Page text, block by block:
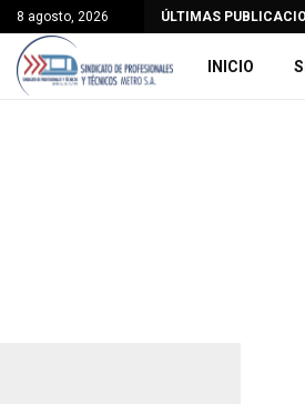
8 agosto, 2026 ÚLTIMAS
INICIO